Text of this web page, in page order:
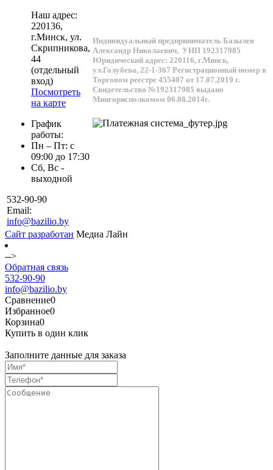
Наш адрес:
220136,
г.Минск, ул.
Скрипникова,
44
(отдельный
вход)
Посмотреть
на карте
График
работы:
Пн – Пт: с
09:00 до 17:30
Сб, Вс -
выходной
532-90-90
Email:
info@bazilio.by
Индивидуальный предприниматель Базылев
Александр Николаевич, УНП 192317985
Юридический адрес: 220116, г.Минск,
ул.Голубева, 22-1-367 Регистрационный номер в
Торговом реестре 455407 от 17.07.2019 г.
Свидетельство №192317985 выдано
Мингорисполкомом 06.08.2014г.
Сайт разработан Медиа Лайн
-->
Обратная связь
532-90-90
info@bazilio.by
Сравнение0
Избранное0
Корзина0
Купить в один клик
Заполните данные для заказа